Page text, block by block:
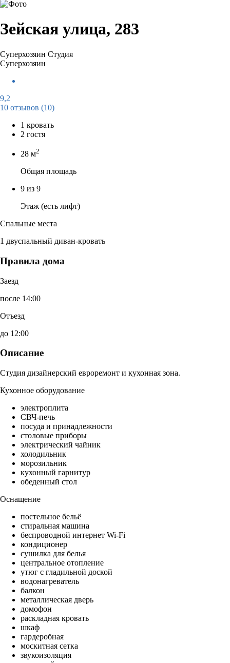
Зейская улица, 283
Суперхозяин Студия
Суперхозяин
9,2
10 отзывов (10)
1 кровать
2 гостя
28 м2
Общая площадь
9 из 9
Этаж (есть лифт)
Спальные места
1 двуспальный диван-кровать
Правила дома
Заезд
после 14:00
Отъезд
до 12:00
Описание
Студия дизайнерский евроремонт и кухонная зона.
Кухонное оборудование
электроплита
СВЧ-печь
посуда и принадлежности
столовые приборы
электрический чайник
холодильник
морозильник
кухонный гарнитур
обеденный стол
Оснащение
постельное бельё
стиральная машина
беспроводной интернет Wi-Fi
кондиционер
сушилка для белья
центральное отопление
утюг с гладильной доской
водонагреватель
балкон
металлическая дверь
домофон
раскладная кровать
шкаф
гардеробная
москитная сетка
звукоизоляция